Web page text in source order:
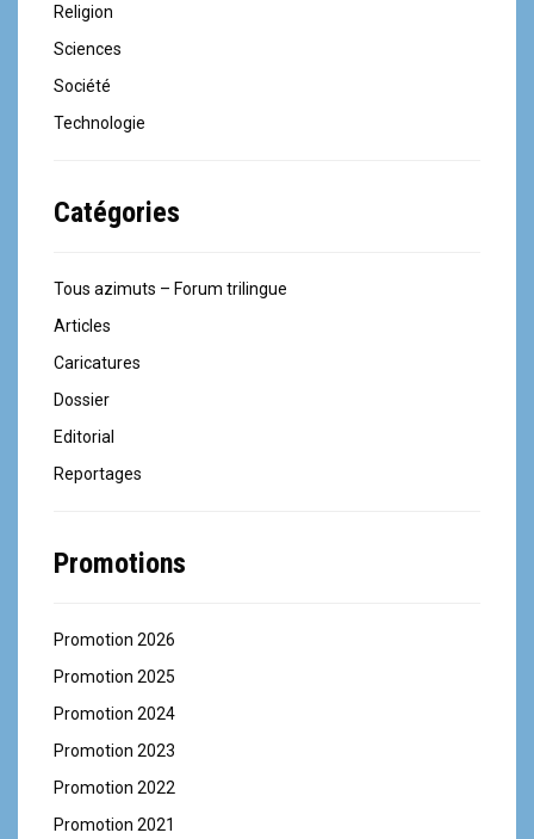
Religion
Sciences
Société
Technologie
Catégories
Tous azimuts – Forum trilingue
Articles
Caricatures
Dossier
Editorial
Reportages
Promotions
Promotion 2026
Promotion 2025
Promotion 2024
Promotion 2023
Promotion 2022
Promotion 2021